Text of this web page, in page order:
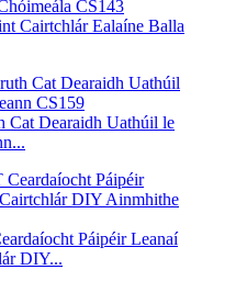
Cairtchlár Ealaíne Balla
Cat Dearaidh Uathúil le
Páipéir Leanaí
DIY...